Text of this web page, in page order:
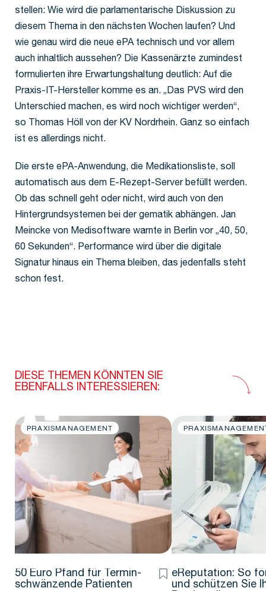
stellen: Wie wird die parlamentarische Diskussion zu
diesem Thema in den nächsten Wochen laufen? Und
wie genau wird die neue ePA technisch und vor allem
auch inhaltlich aussehen? Die Kassenärzte zumindest
formulierten ihre Erwartungshaltung deutlich: Auf die
Praxis-IT-Hersteller komme es an. „Das PVS wird den
Unterschied machen, es wird noch wichtiger werden“,
so Thomas Höll von der KV Nordrhein. Ganz so einfach
ist es allerdings nicht.
Die erste ePA-Anwendung, die Medikationsliste, soll
automatisch aus dem E-Rezept-Server befüllt werden.
Ob das schnell geht oder nicht, wird auch von den
Hintergrundsystemen bei der gematik abhängen. Jan
Meincke von Medisoftware warnte in Berlin vor „40, 50,
60 Sekunden“. Performance wird über die digitale
Signatur hinaus ein Thema bleiben, das jedenfalls steht
schon fest.
DIESE THEMEN KÖNNTEN SIE
EBENFALLS INTERESSIEREN:
PRAXISMANAGEMENT
50 Euro Pfand für Termin-
schwänzende Patienten
eReputation: So
und schützen Sie